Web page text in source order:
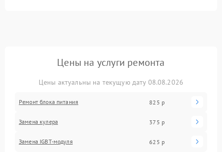
Цены на услуги ремонта
Цены актуальны на текущую дату 08.08.2026
Ремонт блока питания 825 р
Замена кулера 375 р
Замена IGBT-модуля 625 р